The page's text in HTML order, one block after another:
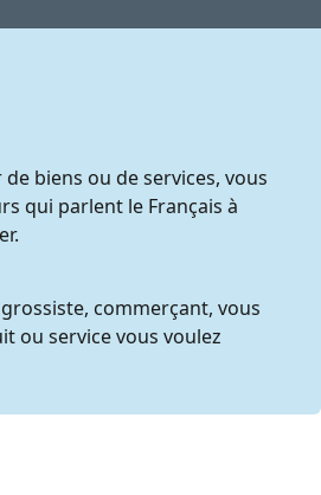
biens ou de services, vous
qui parlent le Français à
commerçant, vous
ou service vous voulez